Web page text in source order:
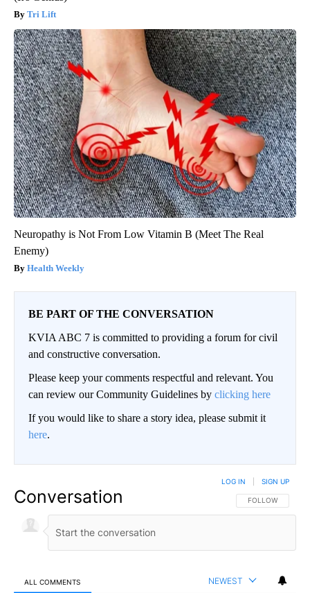
Tri Lift
Neuropathy is Not From Low Vitamin B (Meet The Real
Enemy)
Health Weekly
BE PART OF THE CONVERSATION
KVIA ABC 7 is committed to providing a forum for civil
and constructive conversation.
Please keep your comments respectful and relevant. You
can review our Community Guidelines by clicking here
If you would like to share a story idea, please submit it
here.
Conversation FOLLOW THIS
FOLLOW
LOG IN SIGN UP
ALL COMMENTS NEWEST